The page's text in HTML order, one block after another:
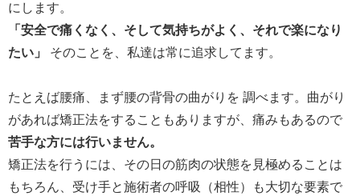
にします。
「安全で痛くなく、そして気持ちがよく、それで楽になり
たい」
そのことを、私達は常に追求してます。
たとえば腰痛、まず腰の背骨の曲がりを 調べます。曲がり
があれば矯正法をすることもありますが、痛みもあるので
苦手な方には行いません。
矯正法を行うには、その日の筋肉の状態を見極めることは
もちろん、受け手と施術者の呼吸（相性）も大切な要素で